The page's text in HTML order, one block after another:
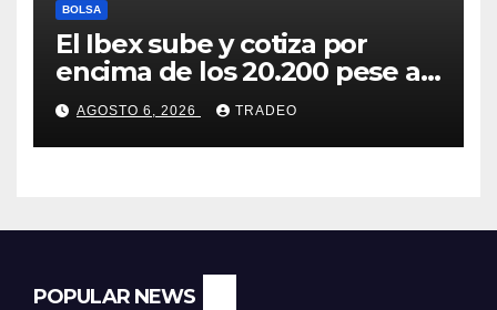
BOLSA
El Ibex sube y cotiza por
encima de los 20.200 pese al
‘sell off’ de la tecnología
AGOSTO 6, 2026 TRADEO
POPULAR NEWS